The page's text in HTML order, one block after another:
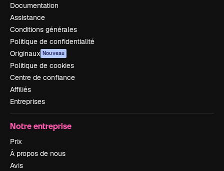
Documentation
Assistance
Conditions générales
Politique de confidentialité
Originaux Nouveau
Politique de cookies
Centre de confiance
Affiliés
Entreprises
Notre entreprise
Prix
À propos de nous
Avis